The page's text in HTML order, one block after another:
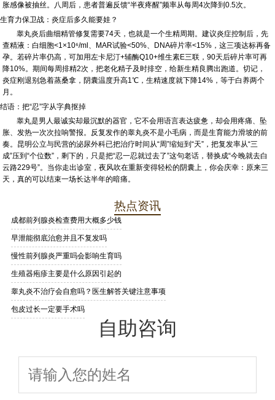
胀感像被抽丝。八周后，患者普遍反馈“半夜疼醒”频率从每周4次降到0.5次。
生育力保卫战：炎症后多久能要娃？
睾丸炎后曲细精管修复需要74天，也就是一个生精周期。建议炎症控制后，先
查精液：白细胞<1×10⁶/ml、MAR试验<50%、DNA碎片率<15%，这三项达标再备
孕。若碎片率仍高，可加用左卡尼汀+辅酶Q10+维生素E三联，90天后碎片率可再
降10%。期间每周排精2次，把老化精子及时排空，给新生精良腾出跑道。切记，
炎症刚退别急着蒸桑拿，阴囊温度升高1℃，生精速度就下降14%，等于白养两个
月。
结语：把“忍”字从字典抠掉
睾丸是男人最诚实却最沉默的器官，它不会用语言表达疲惫，却会用疼痛、坠
胀、发热一次次拉响警报。反复发作的睾丸炎不是小毛病，而是生育能力滑坡的前
奏。昆明公立与民营的泌尿外科已把治疗时间从“周”缩短到“天”，把复发率从“三
成”压到“个位数”，剩下的，只是把“忍一忍就过去了”这句老话，替换成“今晚就去白
云路229号”。当你走出诊室，夜风吹在重新变得轻松的阴囊上，你会庆幸：原来三
天，真的可以结束一场长达半年的暗痛。
热点资讯
成都前列腺炎检查费用大概多少钱
早泄能彻底治愈并且不复发吗
慢性前列腺炎严重吗会影响生育吗
生殖器疱疹主要是什么原因引起的
睾丸炎不治疗会自愈吗？医生解答关键注意事项
包皮过长一定要手术吗
自助咨询